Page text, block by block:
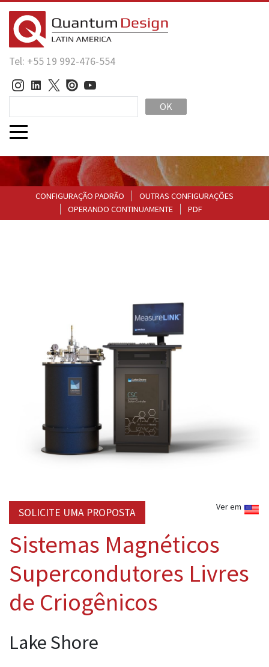
Tel: +55 19 992-476-554
OK
CONFIGURAÇÃO PADRÃO
OUTRAS CONFIGURAÇÕES
OPERANDO CONTINUAMENTE
PDF
Ver em
SOLICITE UMA PROPOSTA
Sistemas Magnéticos
Supercondutores Livres
de Criogênicos
Lake Shore